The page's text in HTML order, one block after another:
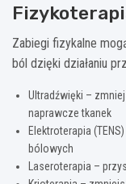
Zabiegi fizykalne
ból dzięki działaniu
Ultradźwięki –
naprawcze tkanek
Elektroterapia
bólowych
Laseroterapia –